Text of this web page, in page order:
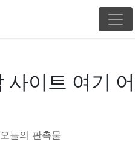
사이트 여기 어